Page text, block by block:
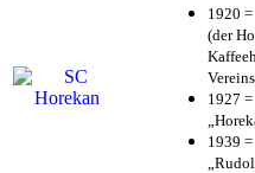
1920
(der
1927
1939